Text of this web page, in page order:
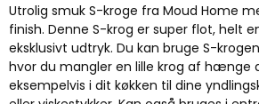
Utrolig smuk S-kroge fra Moud Home
finish. Denne S-krog er super flot, helt
eksklusivt udtryk. Du kan bruge S-
hvor du mangler en lille krog af hænge
eksempelvis i dit køkken til dine